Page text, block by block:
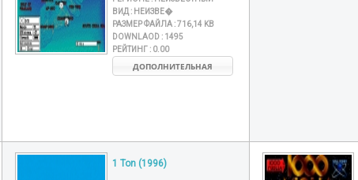
ВИД : НЕИЗВЕ�
РАЗМЕР ФАЙЛА :716,14 KB
DOWNLAOD : 1495
РЕЙТИНГ : 0.00
ДОПОЛНИТЕЛЬНАЯ
1 Ton (1996)